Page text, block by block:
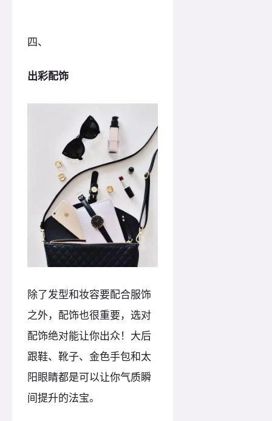
四、
出彩配饰
除了发型和妆容要配合服饰
之外，配饰也很重要，选对
配饰绝对能让你出众！大后
跟鞋、靴子、金色手包和太
阳眼睛都是可以让你气质瞬
间提升的法宝。